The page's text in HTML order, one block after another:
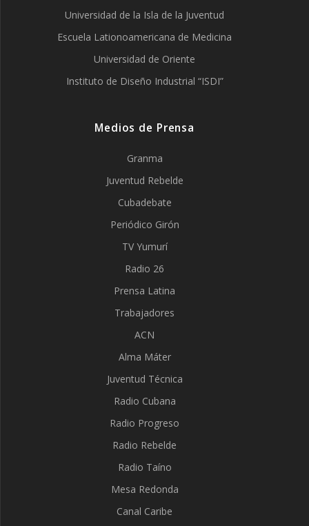
Universidad de la Isla de la Juventud
Escuela Lationoamericana de Medicina
Universidad de Oriente
Instituto de Diseño Industrial “ISDI”
Medios de Prensa
Granma
Juventud Rebelde
Cubadebate
Periódico Girón
TV Yumurí
Radio 26
Prensa Latina
Trabajadores
ACN
Alma Máter
Juventud Técnica
Radio Cubana
Radio Progreso
Radio Rebelde
Radio Taíno
Mesa Redonda
Canal Caribe